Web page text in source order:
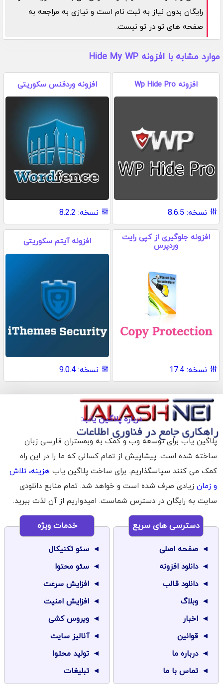
رایگان بدون نیاز به ثبت نام است و نیازی به مراجعه به
صفحه های تو در تو نیست.
موارد مشابه با افزونه Hide My WP
افزونه Wp Hide Pro
نسخه: 8.6.5
افزونه وردفنس سکوریتی
نسخه: 8.2.2
افزونه جلوگیری از کپی رایت
وردپرس
نسخه: 17.4
افزونه آیتم سکوریتی
نسخه: 9.0.4
درباره پلاگین یاب:
پلاگین یاب برای توسعه وب و کمک به وبمستران فارسی زبان
ساخته شده است. پیشاپیش از تمام کسانی که ما را در این راه
کمک می کنند سپاسگذاریم. برای ساخت پلاگین یاب هزینه، تلاش
و زمان زیادی صرف شده است و خواهد شد. تمام منابع دانلودی
سایت به رایگان در دسترس شماست. امیدواریم از آن لذت ببرید.
دسترسی های سریع
صفحه اصلی
دانلود افزونه
دانلود قالب
وبلاگ
اخبار
قوانین
درباره ما
تماس با ما
خدمات ویژه
سئو تکنیکال
سئو محتوا
افزایش سرعت
افزایش امنیت
ویروس کشی
آنالیز سایت
تولید محتوا
تبلیغات